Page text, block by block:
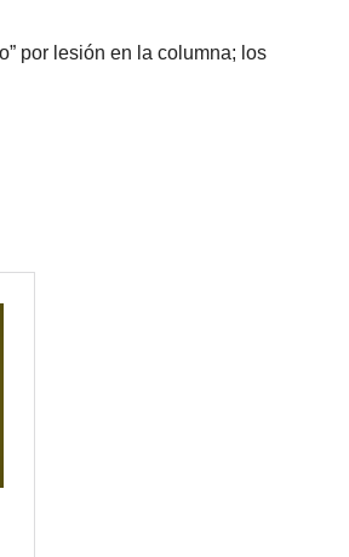
por lesión en la columna; los